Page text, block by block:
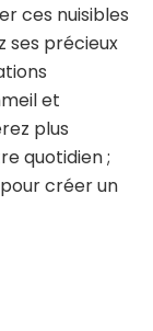
ces nuisibles
ses précieux
et
plus
quotidien ;
créer un